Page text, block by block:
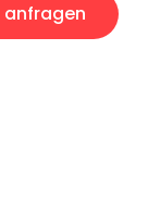
anfragen